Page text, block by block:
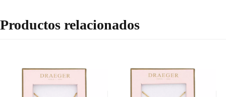
Productos relacionados